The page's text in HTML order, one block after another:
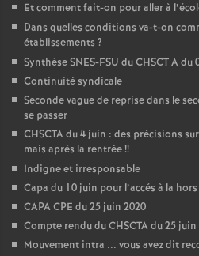
Et comment fait-on pour aller à
Dans quelles conditions va-t-on
établissements ?
Synthèse SNES-FSU du CHSCT A
Continuité syndicale
Seconde vague de reprise dans le
se passer
CHSCTA du 4 juin : des précisions
mais aprés la rentrée!!
Indigne et irresponsable
Capa du 10 juin pour l’accés à la
CAPA CPE du 25 juin 2020
Compte rendu du CHSCTA du 25 juin
Mouvement intra ... vous avez dit